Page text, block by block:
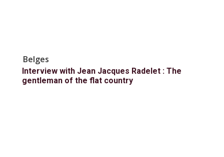
Belges
Interview with Jean Jacques Radelet : The
gentleman of the flat country